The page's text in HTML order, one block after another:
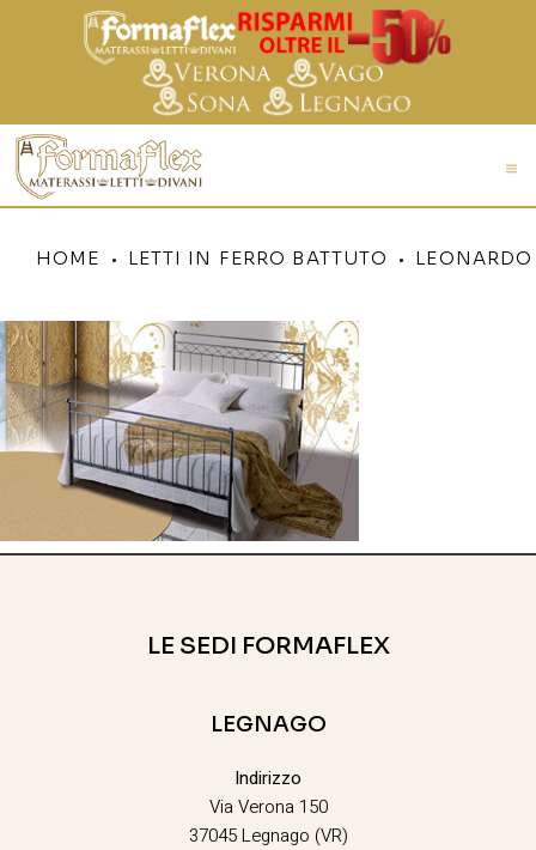
HOME LETTI IN FERRO BATTUTO LEONARDO
LE SEDI FORMAFLEX
LEGNAGO
Indirizzo
Via Verona 150
37045 Legnago (VR)